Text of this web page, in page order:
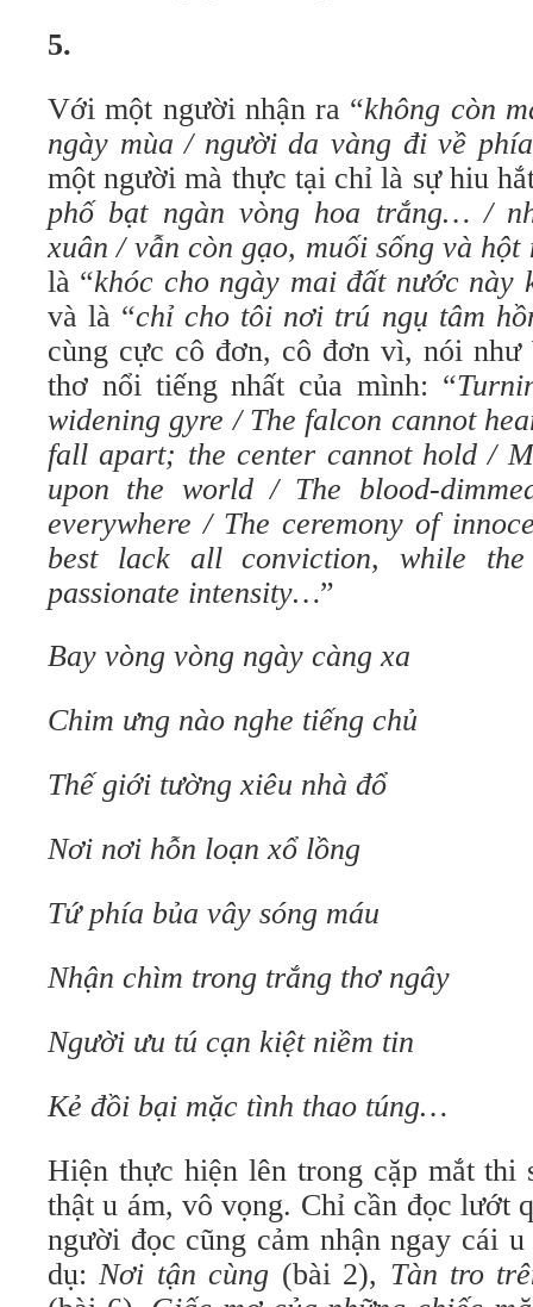
5.
Với một người nhận ra “không còn
ngày mùa / người da vàng đi về
một người mà thực tại chỉ là sự hiu
phố bạt ngàn vòng hoa trắng… /
xuân / vẫn còn gạo, muối sống và
là “khóc cho ngày mai đất nước này
và là “chỉ cho tôi nơi trú ngụ tâm
cùng cực cô đơn, cô đơn vì, nói như
thơ nổi tiếng nhất của mình: “
widening gyre / The falcon cannot
fall apart; the center cannot hold /
upon the world / The blood-
everywhere / The ceremony of
best lack all conviction, while
passionate intensity…”
Bay vòng vòng ngày càng xa
Chim ưng nào nghe tiếng chủ
Thế giới tường xiêu nhà đổ
Nơi nơi hỗn loạn xổ lồng
Tứ phía bủa vây sóng máu
Nhận chìm trong trắng thơ ngây
Người ưu tú cạn kiệt niềm tin
Kẻ đồi bại mặc tình thao túng…
Hiện thực hiện lên trong cặp mắt thi
thật u ám, vô vọng. Chỉ cần đọc lướt
người đọc cũng cảm nhận ngay cái
dụ:Nơi tận cùng (bài 2), Tàn tro